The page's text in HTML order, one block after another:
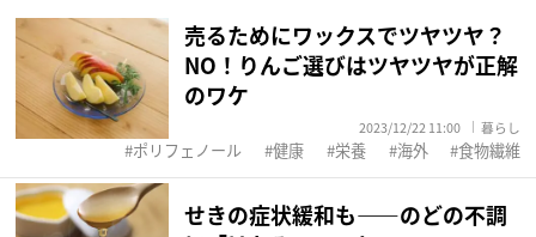
売るためにワックスでツヤツヤ？
NO！りんご選びはツヤツヤが正解
のワケ
2023/12/22 11:00 暮らし
ポリフェノール 健康 栄養 海外 食物繊維
せきの症状緩和も――のどの不調